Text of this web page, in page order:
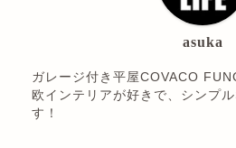
asuka
ガレージ付き平屋COVACO
欧インテリアが好きで、シンプ
す！